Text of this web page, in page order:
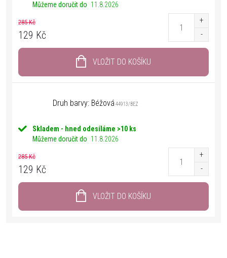
Můžeme doručit do 11.8.2026
285 Kč
129 Kč
VLOŽIT DO KOŠÍKU
Druh barvy: Béžová 44913/BEZ
Skladem - hned odesíláme >10 ks
Můžeme doručit do 11.8.2026
285 Kč
129 Kč
VLOŽIT DO KOŠÍKU